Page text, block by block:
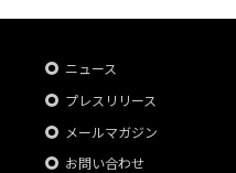
ニュース
プレスリリース
メールマガジン
お問い合わせ